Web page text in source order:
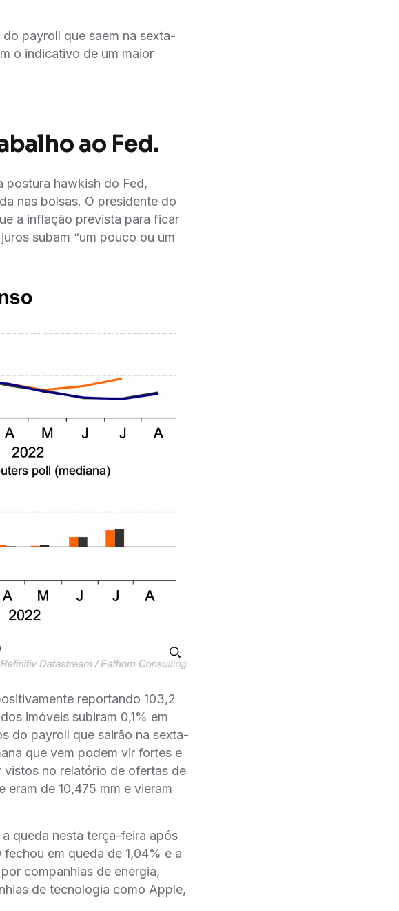
payroll que saem na sexta-
o indicativo de um maior
ao Fed.
postura hawkish do Fed,
nas bolsas. O presidente do
a inflação prevista para ficar
subam “um pouco ou um
reportando 103,2
imóveis subiram 0,1% em
do payroll que sairão na sexta-
que vem podem vir fortes e
no relatório de ofertas de
eram de 10,475 mm e vieram
queda nesta terça-feira após
em queda de 1,04% e a
companhias de energia,
de tecnologia como Apple,